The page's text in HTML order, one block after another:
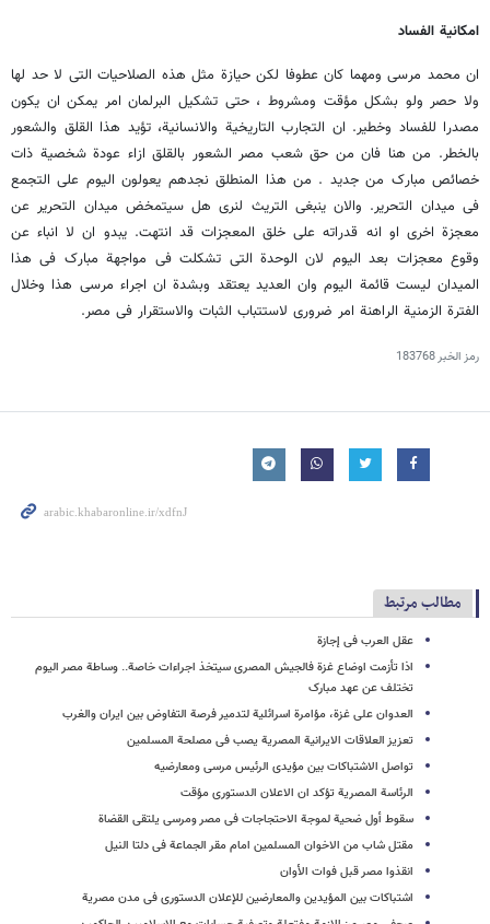
امکانیة الفساد
ان محمد مرسی ومهما کان عطوفا لکن حیازة مثل هذه الصلاحیات التی لا حد لها
ولا حصر ولو بشکل مؤقت ومشروط ، حتى تشکیل البرلمان امر یمکن ان یکون
مصدرا للفساد وخطیر. ان التجارب التاریخیة والانسانیة، تؤید هذا القلق والشعور
بالخطر. من هنا فان من حق شعب مصر الشعور بالقلق ازاء عودة شخصیة ذات
خصائص مبارک من جدید . من هذا المنطلق نجدهم یعولون الیوم على التجمع
فی میدان التحریر. والان ینبغی التریث لنرى هل سیتمخض میدان التحریر عن
معجزة اخرى او انه قدراته على خلق المعجزات قد انتهت. یبدو ان لا انباء عن
وقوع معجزات بعد الیوم لان الوحدة التی تشکلت فی مواجهة مبارک فی هذا
المیدان لیست قائمة الیوم وان العدید یعتقد وبشدة ان اجراء مرسی هذا وخلال
الفترة الزمنیة الراهنة امر ضروری لاستتباب الثبات والاستقرار فی مصر.
رمز الخبر183768
مطالب مرتبط
عقل العرب فی إجازة
اذا تأزمت اوضاع غزة فالجیش المصری سیتخذ اجراءات خاصة.. وساطة مصر الیوم
تختلف عن عهد مبارک
العدوان على غزة، مؤامرة اسرائلیة لتدمیر فرصة التفاوض بین ایران والغرب
تعزیز العلاقات الایرانیة المصریة یصب فی مصلحة المسلمین
تواصل الاشتباکات بین مؤیدی الرئیس مرسی ومعارضیه
الرئاسة المصریة تؤکد ان الاعلان الدستوری مؤقت
سقوط أول ضحیة لموجة الاحتجاجات فی مصر ومرسی یلتقی القضاة
مقتل شاب من الاخوان المسلمین امام مقر الجماعة فی دلتا النیل
انقذوا مصر قبل فوات الأوان
اشتباکات بین المؤیدین والمعارضین للإعلان الدستوری فی مدن مصریة